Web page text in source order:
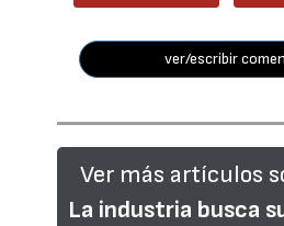
ver/escribir
Ver más artículos
La industria busca